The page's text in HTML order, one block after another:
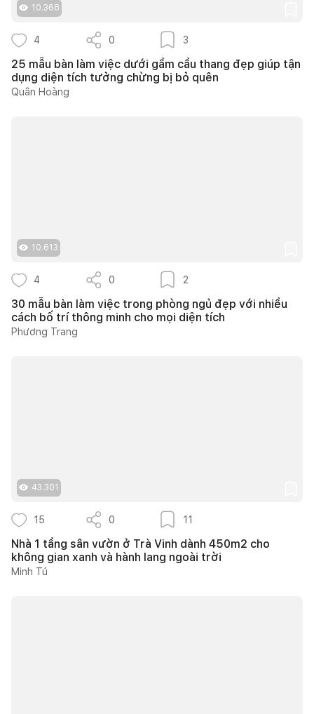
10.368
4 0 3
25 mẫu bàn làm việc dưới gầm cầu thang đẹp giúp tận
dụng diện tích tưởng chừng bị bỏ quên
Quân Hoàng
10.613
4 0 2
30 mẫu bàn làm việc trong phòng ngủ đẹp với nhiều
cách bố trí thông minh cho mọi diện tích
Phương Trang
43.301
15 0 11
Nhà 1 tầng sân vườn ở Trà Vinh dành 450m2 cho
không gian xanh và hành lang ngoài trời
Minh Tú